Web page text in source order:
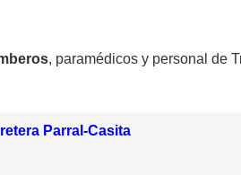
, paramédicos y personal de
Parral-Casita